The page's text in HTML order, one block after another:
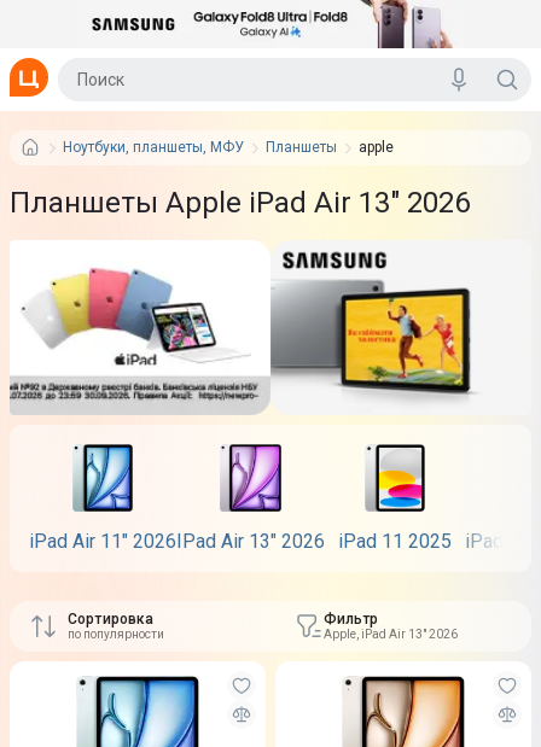
Ноутбуки, планшеты, МФУ Планшеты apple
Планшеты Apple iPad Air 13" 2026
iPad Air 11" 2026IPad Air 13" 2026 iPad 11 2025 iPad
Сортировка
по популярности
Фильтр
Apple, iPad Air 13" 2026